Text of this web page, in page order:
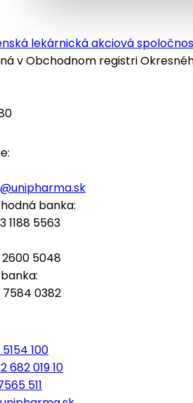
lekárnická akciová
v Obchodnom registri
banka:
1188 5563
2600 5048
7584 0382
100
682 019 10
511